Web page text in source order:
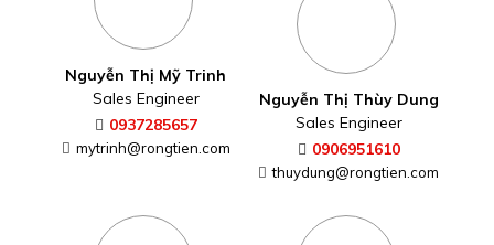
Nguyễn Thị Mỹ Trinh
Sales Engineer
0937285657
mytrinh@rongtien.com
Nguyễn Thị Thùy Dung
Sales Engineer
0906951610
thuydung@rongtien.com